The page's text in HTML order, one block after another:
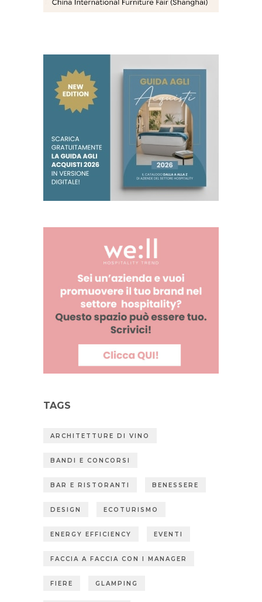
TAGS
ARCHITETTURE DI VINO
BANDI E CONCORSI
BAR E RISTORANTI BENESSERE
DESIGN ECOTURISMO
ENERGY EFFICIENCY EVENTI
FACCIA A FACCIA CON I MANAGER
FIERE GLAMPING